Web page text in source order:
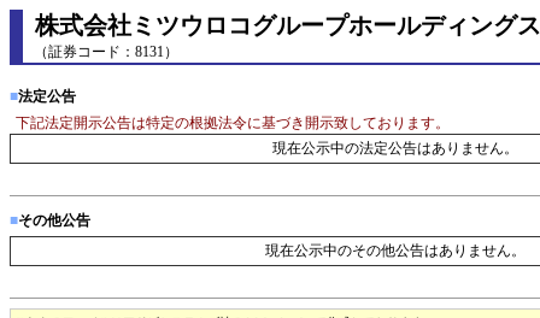
株式会社ミツウロコグループホールディングス
（証券コード：8131）
■法定公告
下記法定開示公告は特定の根拠法令に基づき開示致しております。
現在公示中の法定公告はありません。
■その他公告
現在公示中のその他公告はありません。